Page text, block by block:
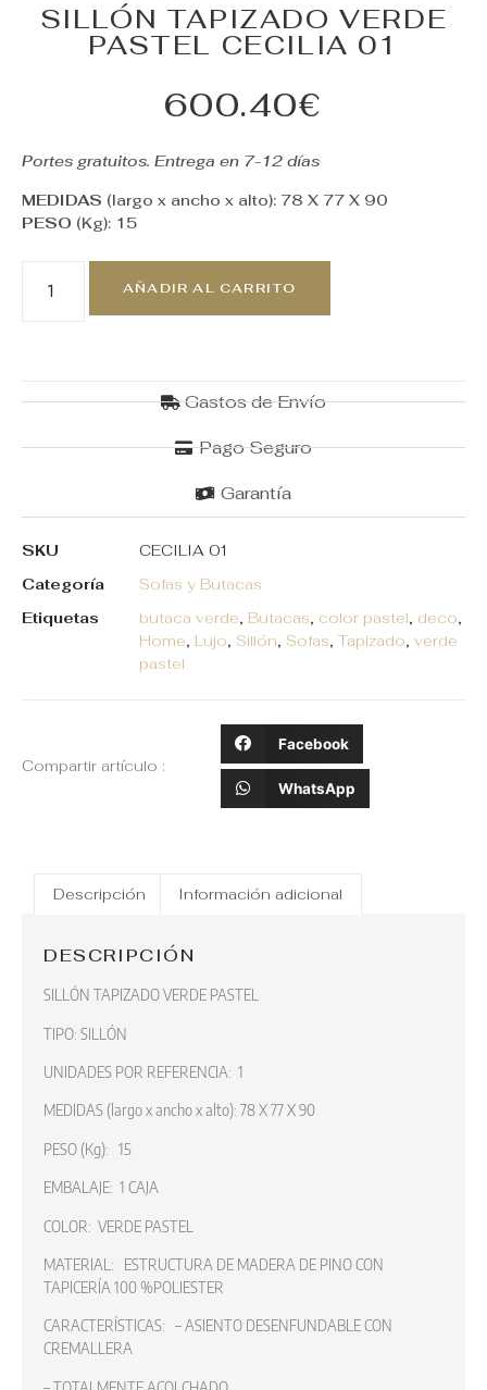
SILLÓN TAPIZADO VERDE
PASTEL CECILIA 01
600.40€
Portes gratuitos. Entrega en 7-12 días
MEDIDAS (largo x ancho x alto): 78 X 77 X 90
PESO (Kg): 15
AÑADIR AL CARRITO
Gastos de Envío
Pago Seguro
Garantía
SKU
CECILIA 01
Categoría
Sofas y Butacas
Etiquetas
butaca verde, Butacas, color pastel, deco,
Home, Lujo, Sillón, Sofas, Tapizado, verde
pastel
Compartir artículo :
Facebook
WhatsApp
Descripción Información adicional
DESCRIPCIÓN
SILLÓN TAPIZADO VERDE PASTEL
TIPO: SILLÓN
UNIDADES POR REFERENCIA: 1
MEDIDAS (largo x ancho x alto): 78 X 77 X 90
PESO (Kg): 15
EMBALAJE: 1 CAJA
COLOR: VERDE PASTEL
MATERIAL: ESTRUCTURA DE MADERA DE PINO CON
TAPICERÍA 100 %POLIESTER
CARACTERÍSTICAS: – ASIENTO DESENFUNDABLE CON
CREMALLERA